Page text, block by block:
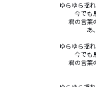
ゆらゆら揺
今でも
君の言葉
あ
ゆらゆら揺
今でも
君の言葉